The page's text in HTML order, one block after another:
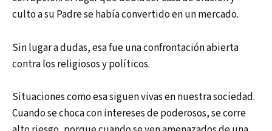
culto a su Padre se había convertido en un mercado.
Sin lugar a dudas, esa fue una confrontación abierta
contra los religiosos y políticos.
Situaciones como esa siguen vivas en nuestra sociedad.
Cuando se choca con intereses de poderosos, se corre